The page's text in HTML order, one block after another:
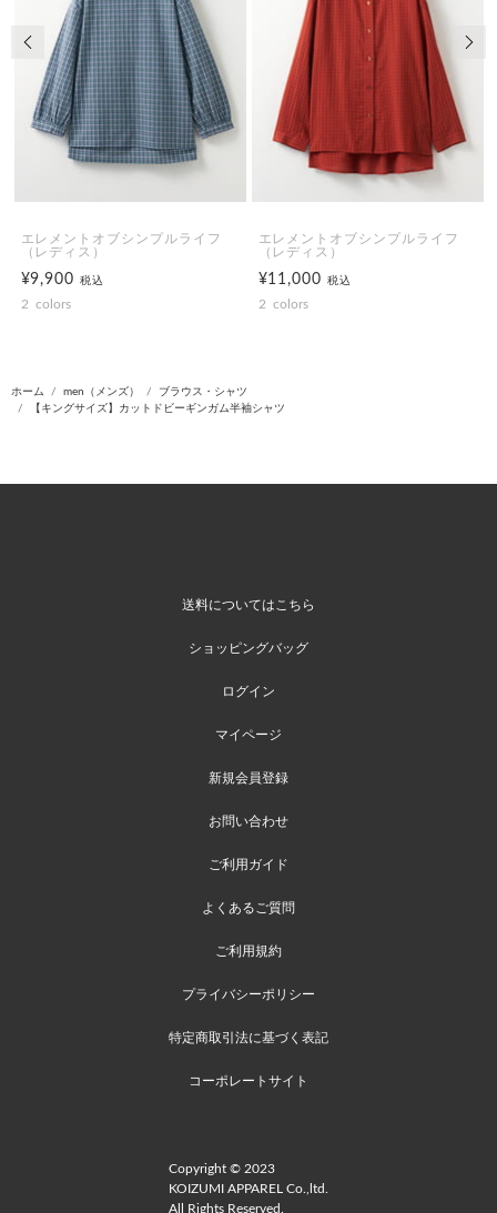
エレメントオブシンプルライフ
（レディス）
¥9,900税込
2 colors
エレメントオブシンプルライフ
（レディス）
¥11,000税込
2 colors
前の画像
ホーム men（メンズ）
ブラウス・シャツ
【キングサイズ】カットドビーギンガム半袖シャツ
送料についてはこちら
ショッピングバッグ
ログイン
マイページ
新規会員登録
お問い合わせ
ご利用ガイド
よくあるご質問
ご利用規約
プライバシーポリシー
特定商取引法に基づく表記
コーポレートサイト
Copyright © 2023
KOIZUMI APPAREL Co.,ltd.
All Rights Reserved.